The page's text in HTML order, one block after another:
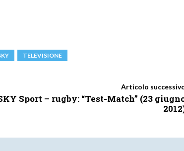
TELEVISIONE
Articolo
Sport – rugby: “Test-Match” (23